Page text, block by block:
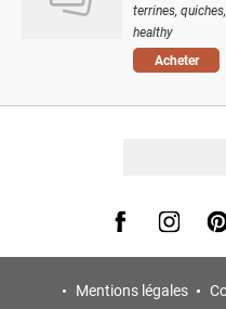
terrines,
healthy
Acheter
Visit us onVisit us on
Mentions légales